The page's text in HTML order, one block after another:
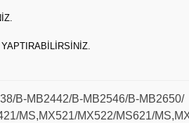
B-MB2442/B-MB2546/B-
MS,MX521/MX522/MS621/